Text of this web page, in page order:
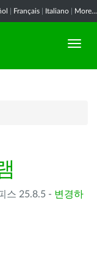
Français Italiano More...
스 25.8.5 - 변경하